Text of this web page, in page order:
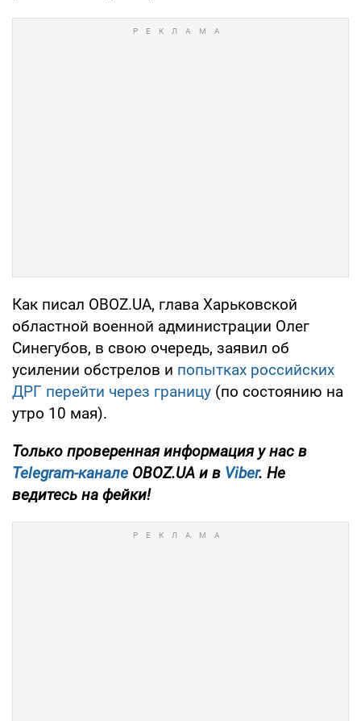
Как писал OBOZ.UA, глава Харьковской
областной военной администрации Олег
Синегубов, в свою очередь, заявил об
усилении обстрелов и попытках российских
ДРГ перейти через границу (по состоянию на
утро 10 мая).
Только проверенная информация у нас в
Telegram-канале OBOZ.UA и в Viber. Не
ведитесь на фейки!